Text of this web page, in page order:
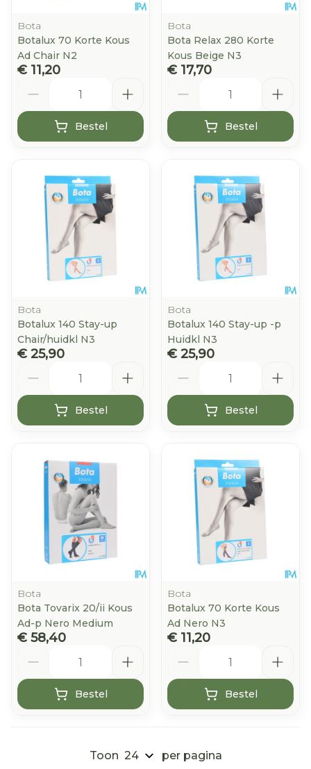
Bota
Botalux 70 Korte Kous
Ad Chair N2
€ 11,20
Bestel
Bota
Bota Relax 280 Korte
Kous Beige N3
€ 17,70
Bestel
Bota
Botalux 140 Stay-up
Chair/huidkl N3
€ 25,90
Bestel
Bota
Botalux 140 Stay-up -p
Huidkl N3
€ 25,90
Bestel
Bota
Bota Tovarix 20/ii Kous
Ad-p Nero Medium
€ 58,40
Bestel
Bota
Botalux 70 Korte Kous
Ad Nero N3
€ 11,20
Bestel
Toon per pagina